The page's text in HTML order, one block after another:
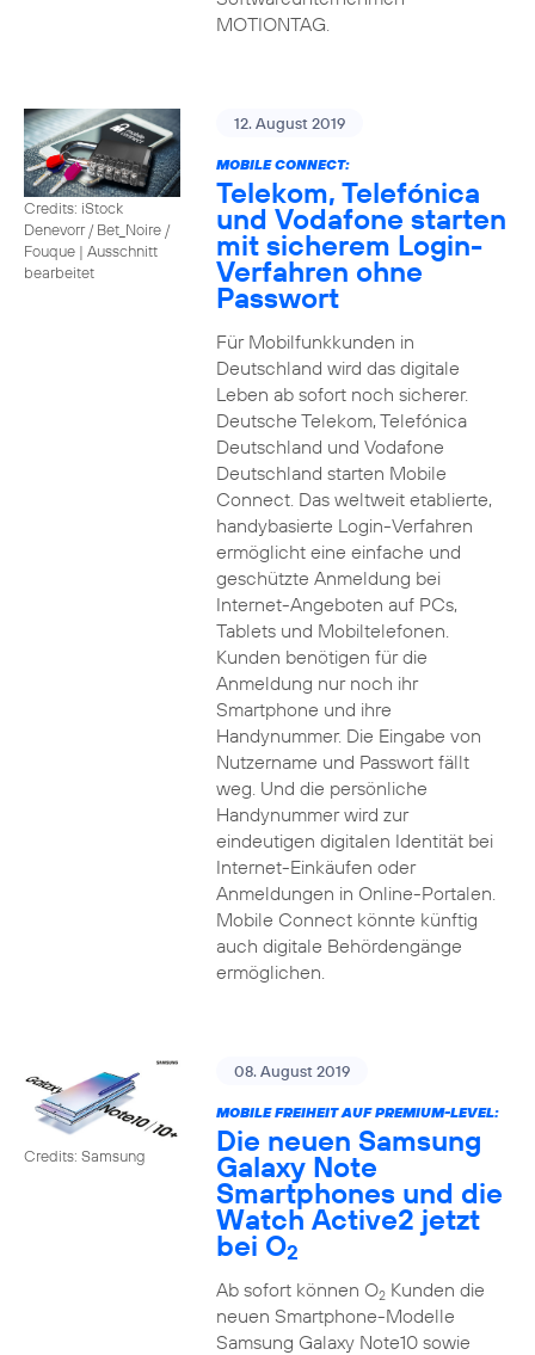
MOTIONTAG.
Credits: iStock
Denevorr / Bet_Noire /
Fouque | Ausschnitt
bearbeitet
12. August 2019
MOBILE CONNECT:
Telekom, Telefónica
und Vodafone starten
mit sicherem Login-
Verfahren ohne
Passwort
Für Mobilfunkkunden in
Deutschland wird das digitale
Leben ab sofort noch sicherer.
Deutsche Telekom, Telefónica
Deutschland und Vodafone
Deutschland starten Mobile
Connect. Das weltweit etablierte,
handybasierte Login-Verfahren
ermöglicht eine einfache und
geschützte Anmeldung bei
Internet-Angeboten auf PCs,
Tablets und Mobiltelefonen.
Kunden benötigen für die
Anmeldung nur noch ihr
Smartphone und ihre
Handynummer. Die Eingabe von
Nutzername und Passwort fällt
weg. Und die persönliche
Handynummer wird zur
eindeutigen digitalen Identität bei
Internet-Einkäufen oder
Anmeldungen in Online-Portalen.
Mobile Connect könnte künftig
auch digitale Behördengänge
ermöglichen.
Credits: Samsung
08. August 2019
MOBILE FREIHEIT AUF PREMIUM-LEVEL:
Die neuen Samsung
Galaxy Note
Smartphones und die
Watch Active2 jetzt
bei O2
Ab sofort können O2Kunden die
neuen Smartphone-Modelle
Samsung Galaxy Note10 sowie